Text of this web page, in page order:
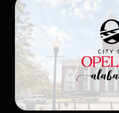
会社情報
言語